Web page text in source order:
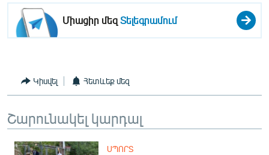
«Ազատության» բոլոր կայքերը
Միացիր մեզՏելեգրամում
Կիսվել Հետևեք մեզ
Շարունակել կարդալ
ՍՊՈՐՏ